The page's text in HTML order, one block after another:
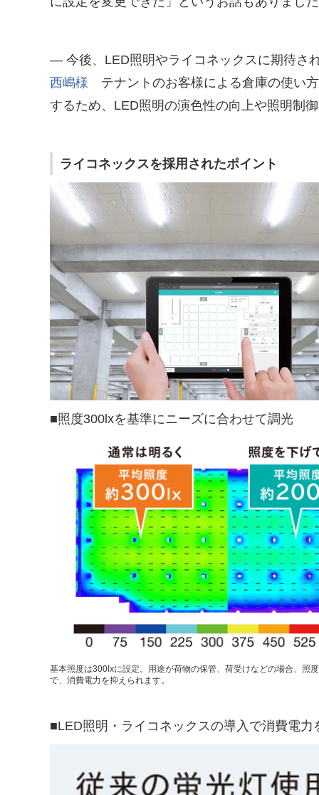
― 今後、LED照明やライコネックスに期待さ
西嶋様 テナントのお客様による倉庫の使い
するため、LED照明の演色性の向上や照明制
ライコネックスを採用されたポイント
■照度300lxを基準にニーズに合わせて調光
基本照度は300lxに設定。用途が荷物の保管、荷受けなどの場合、照
で、消費電力を抑えられます。
■LED照明・ライコネックスの導入で消費電力